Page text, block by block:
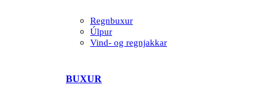
Regnbuxur
Úlpur
Vind- og regnjakkar
BUXUR